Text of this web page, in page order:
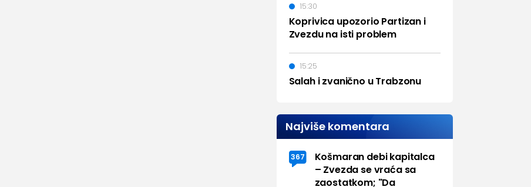
Koprivica upozorio Partizan i
Zvezdu na isti problem
15:30
Salah i zvanično u Trabzonu
15:25
Najviše komentara
367
Košmaran debi kapitalca
– Zvezda se vraća sa
zaostatkom; "Da